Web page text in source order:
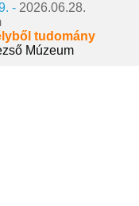
- 2026.06.28.
tudomány
Múzeum